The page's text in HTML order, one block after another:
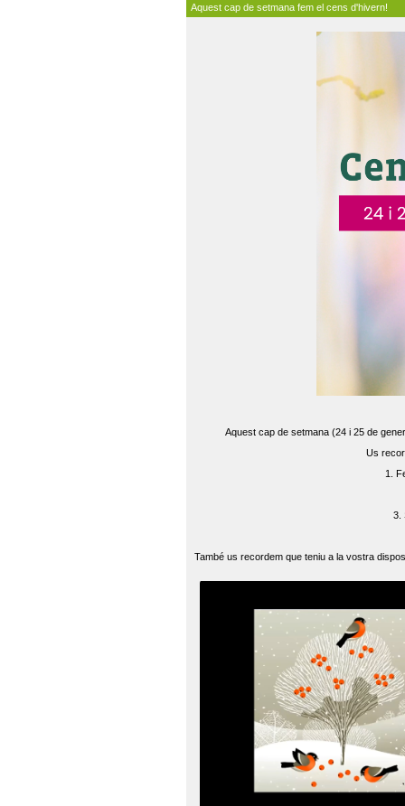
Aquest cap de setmana fem el cens d'hivern!
Aquest cap de setmana (24 i 25 de
Us
1.
3.
També us recordem que teniu a la vostra